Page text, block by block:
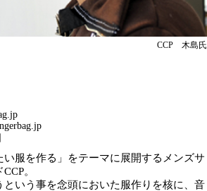
CCP 木島氏
い服を作る」をテーマに展開するメンズサ
。
という事を念頭においた服作りを核に、音